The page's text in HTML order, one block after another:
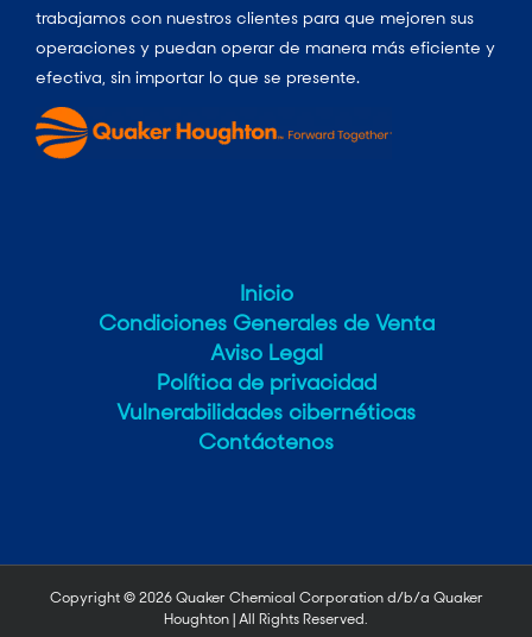
trabajamos con nuestros clientes para que mejoren sus
operaciones y puedan operar de manera más eficiente y
efectiva, sin importar lo que se presente.
Inicio
Condiciones Generales de Venta
Aviso Legal
Política de privacidad
Vulnerabilidades cibernéticas
Contáctenos
Copyright ©2026 Quaker Chemical Corporation d/b/a Quaker
Houghton | All Rights Reserved.